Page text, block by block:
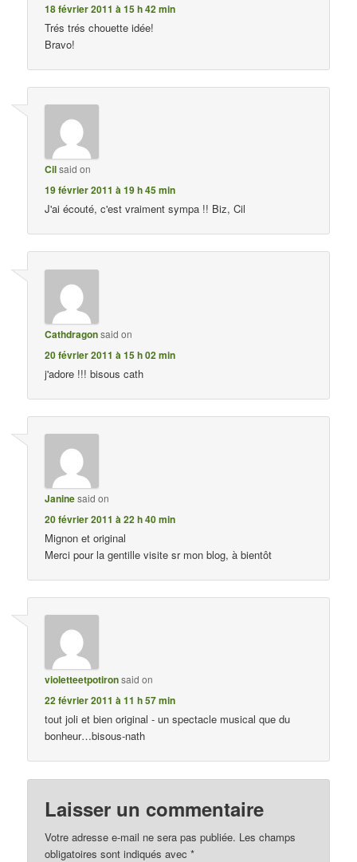
18 février 2011 à 15 h 42 min
Trés trés chouette idée!
Bravo!
Cilsaid on
19 février 2011 à 19 h 45 min
J'ai écouté, c'est vraiment sympa !! Biz, Cil
Cathdragonsaid on
20 février 2011 à 15 h 02 min
j'adore !!! bisous cath
Janinesaid on
20 février 2011 à 22 h 40 min
Mignon et original
Merci pour la gentille visite sr mon blog, à bientôt
violetteetpotironsaid on
22 février 2011 à 11 h 57 min
tout joli et bien original - un spectacle musical que du
bonheur…bisous-nath
Laisser un commentaire
Votre adresse e-mail ne sera pas publiée. Les champs
obligatoires sont indiqués avec*